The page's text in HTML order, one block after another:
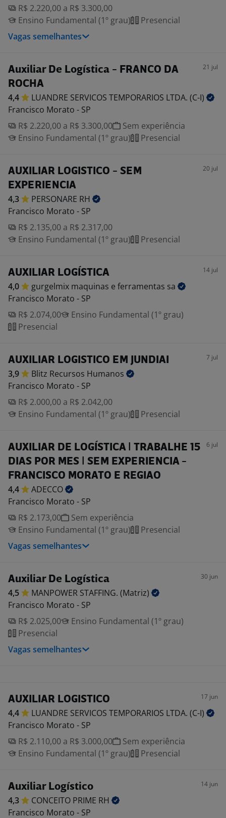
R$ 2.220,00 a R$ 3.300,00
Ensino Fundamental (1º grau)
Presencial
Vagas semelhantes
Auxiliar De Logística - FRANCO DA
ROCHA
21 jul
4,4 LUANDRE SERVICOS TEMPORARIOS LTDA. (C-I)
Francisco Morato - SP
R$ 2.220,00 a R$ 3.300,00
Sem experiência
Ensino Fundamental (1º grau)
Presencial
AUXILIAR LOGISTICO - SEM
EXPERIENCIA
20 jul
4,3 PERSONARE RH
Francisco Morato - SP
R$ 2.135,00 a R$ 2.317,00
Ensino Fundamental (1º grau)
Presencial
AUXILIAR LOGÍSTICA 14 jul
4,0 gurgelmix maquinas e ferramentas sa
Francisco Morato - SP
R$ 2.074,00
Ensino Fundamental (1º grau)
Presencial
AUXILIAR LOGISTICO EM JUNDIAI 7 jul
3,9 Blitz Recursos Humanos
Francisco Morato - SP
R$ 2.000,00 a R$ 2.042,00
Ensino Fundamental (1º grau)
Presencial
AUXILIAR DE LOGÍSTICA | TRABALHE 15
DIAS POR MES | SEM EXPERIENCIA -
FRANCISCO MORATO E REGIAO
6 jul
4,4
ADECCO
Francisco Morato - SP
R$ 2.173,00
Sem experiência
Ensino Fundamental (1º grau)
Presencial
Vagas semelhantes
Auxiliar De Logística 30 jun
4,5 MANPOWER STAFFING. (Matriz)
Francisco Morato - SP
R$ 2.025,00
Ensino Fundamental (1º grau)
Presencial
Vagas semelhantes
AUXILIAR LOGISTICO 17 jun
4,4 LUANDRE SERVICOS TEMPORARIOS LTDA. (C-I)
Francisco Morato - SP
R$ 2.110,00 a R$ 3.000,00
Sem experiência
Ensino Fundamental (1º grau)
Presencial
Auxiliar Logístico 14 jun
4,3 CONCEITO PRIME RH
Francisco Morato - SP